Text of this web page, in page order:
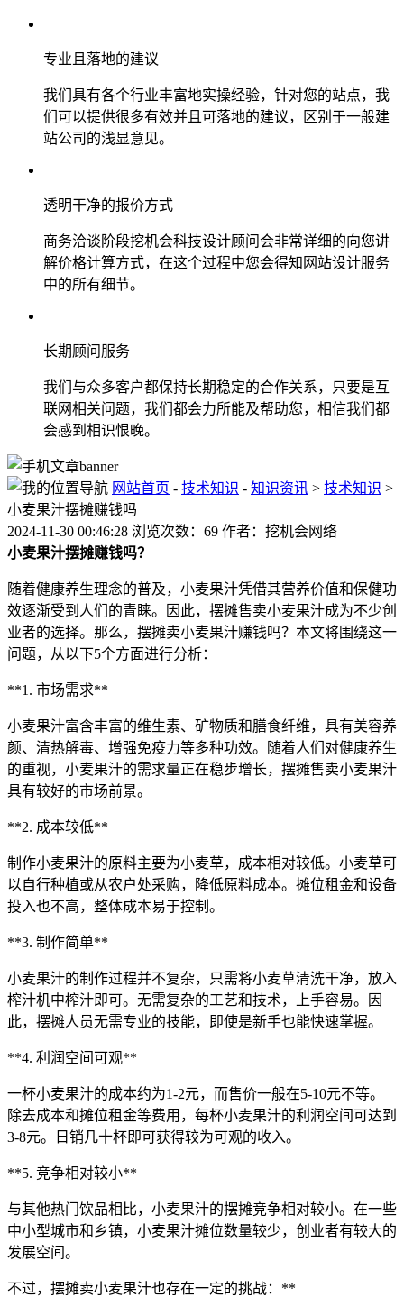
专业且落地的建议
我们具有各个行业丰富地实操经验，针对您的站点，我
们可以提供很多有效并且可落地的建议，区别于一般建
站公司的浅显意见。
透明干净的报价方式
商务洽谈阶段挖机会科技设计顾问会非常详细的向您讲
解价格计算方式，在这个过程中您会得知网站设计服务
中的所有细节。
长期顾问服务
我们与众多客户都保持长期稳定的合作关系，只要是互
联网相关问题，我们都会力所能及帮助您，相信我们都
会感到相识恨晚。
网站首页 - 技术知识 - 知识资讯 > 技术知识 >
小麦果汁摆摊赚钱吗
2024-11-30 00:46:28 浏览次数：69 作者：挖机会网络
小麦果汁摆摊赚钱吗？
随着健康养生理念的普及，小麦果汁凭借其营养价值和保健功
效逐渐受到人们的青睐。因此，摆摊售卖小麦果汁成为不少创
业者的选择。那么，摆摊卖小麦果汁赚钱吗？本文将围绕这一
问题，从以下5个方面进行分析：
**1. 市场需求**
小麦果汁富含丰富的维生素、矿物质和膳食纤维，具有美容养
颜、清热解毒、增强免疫力等多种功效。随着人们对健康养生
的重视，小麦果汁的需求量正在稳步增长，摆摊售卖小麦果汁
具有较好的市场前景。
**2. 成本较低**
制作小麦果汁的原料主要为小麦草，成本相对较低。小麦草可
以自行种植或从农户处采购，降低原料成本。摊位租金和设备
投入也不高，整体成本易于控制。
**3. 制作简单**
小麦果汁的制作过程并不复杂，只需将小麦草清洗干净，放入
榨汁机中榨汁即可。无需复杂的工艺和技术，上手容易。因
此，摆摊人员无需专业的技能，即使是新手也能快速掌握。
**4. 利润空间可观**
一杯小麦果汁的成本约为1-2元，而售价一般在5-10元不等。
除去成本和摊位租金等费用，每杯小麦果汁的利润空间可达到
3-8元。日销几十杯即可获得较为可观的收入。
**5. 竞争相对较小**
与其他热门饮品相比，小麦果汁的摆摊竞争相对较小。在一些
中小型城市和乡镇，小麦果汁摊位数量较少，创业者有较大的
发展空间。
不过，摆摊卖小麦果汁也存在一定的挑战：**